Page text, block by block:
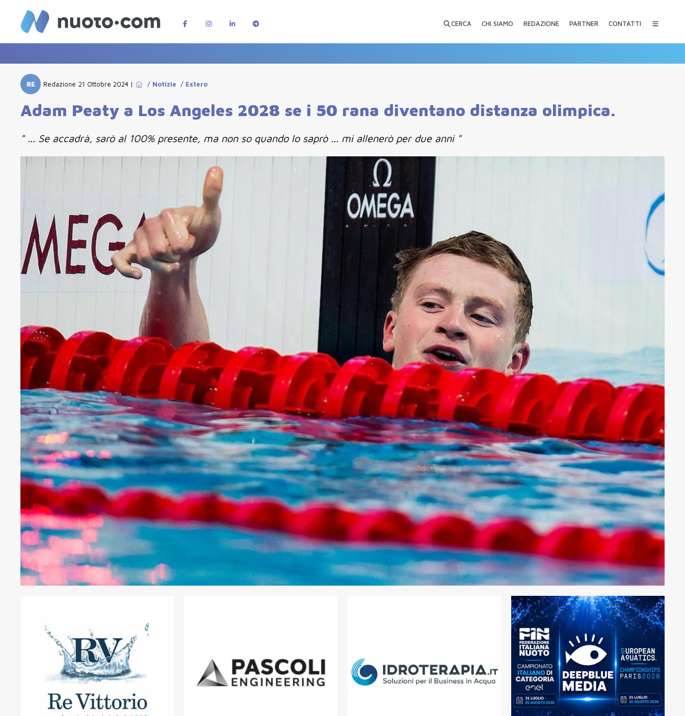
CERCA CHI SIAMO REDAZIONE PARTNER CONTATTI
RE Redazione 21 Ottobre 2024 | / Notizie / Estero
Adam Peaty a Los Angeles 2028 se i 50 rana diventano distanza olimpica.
" ... Se accadrà, sarò al 100% presente, ma non so quando lo saprò ... mi allenerò per due anni "